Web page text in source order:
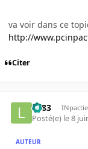
va voir dans ce
http://
Citer
lili83
Posté(e) le 8
AUTEUR